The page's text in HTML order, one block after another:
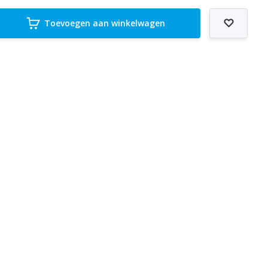
Toevoegen aan winkelwagen